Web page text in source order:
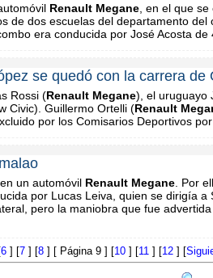
Renault Megane , en el que
de dos escuelas del departamento
era conducida por José Acosta
se quedó con la carrera de
Rossi (Renault Megane), el uruguayo
Civic). Guillermo Ortelli (Renault
por los Comisarios Deportivos
un automóvil Renault Megane . Por
por Lucas Leiva, quien se dirigía
pero la maniobra que fue
6 ] [7 ] [8 ] [ Página 9 ] [10 ] [11 ] [12 ] [